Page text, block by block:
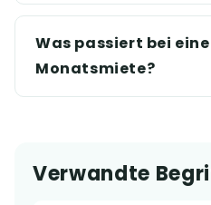
Was passiert bei
Monatsmiete?
Verwandte